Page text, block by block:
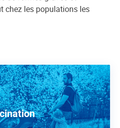
chez les populations les